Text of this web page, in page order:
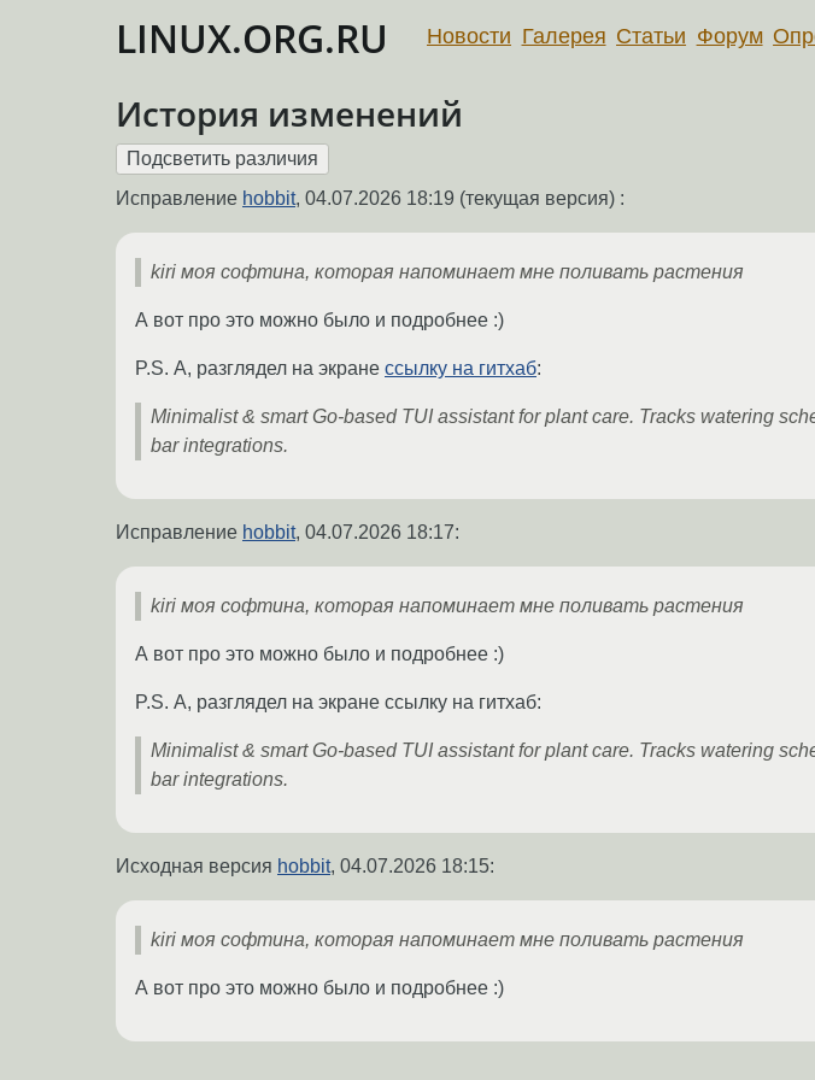
LINUX.ORG.RU Новости Галерея Статьи Форум
История изменений
Исправление hobbit, 04.07.2026 18:19 (текущая версия) :
kiri моя софтина, которая напоминает мне поливать растения
А вот про это можно было и подробнее :)
P.S. А, разглядел на экране ссылку на гитхаб:
Minimalist & smart Go-based TUI assistant for plant care. Tracks watering
bar integrations.
Исправление hobbit, 04.07.2026 18:17:
kiri моя софтина, которая напоминает мне поливать растения
А вот про это можно было и подробнее :)
P.S. А, разглядел на экране ссылку на гитхаб:
Minimalist & smart Go-based TUI assistant for plant care. Tracks watering
bar integrations.
Исходная версия hobbit, 04.07.2026 18:15:
kiri моя софтина, которая напоминает мне поливать растения
А вот про это можно было и подробнее :)